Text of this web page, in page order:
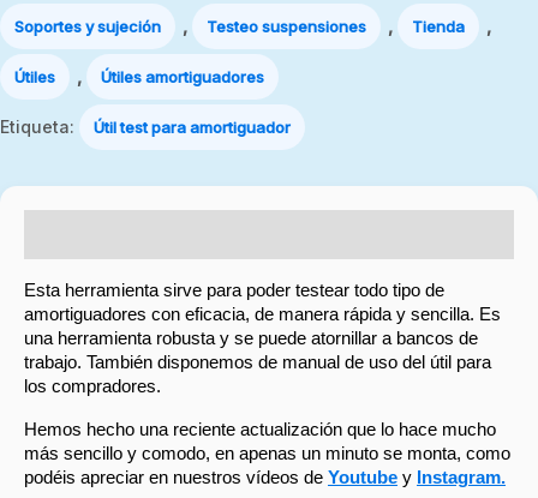
Soportes y sujeción , Testeo suspensiones , Tienda ,
Útiles , Útiles amortiguadores
Etiqueta: Útil test para amortiguador
Esta herramienta sirve para poder testear todo tipo de
amortiguadores con eficacia, de manera rápida y sencilla. Es
una herramienta robusta y se puede atornillar a bancos de
trabajo. También disponemos de manual de uso del útil para
los compradores.
Hemos hecho una reciente actualización que lo hace mucho
más sencillo y comodo, en apenas un minuto se monta, como
podéis apreciar en nuestros vídeos de Youtube y Instagram.